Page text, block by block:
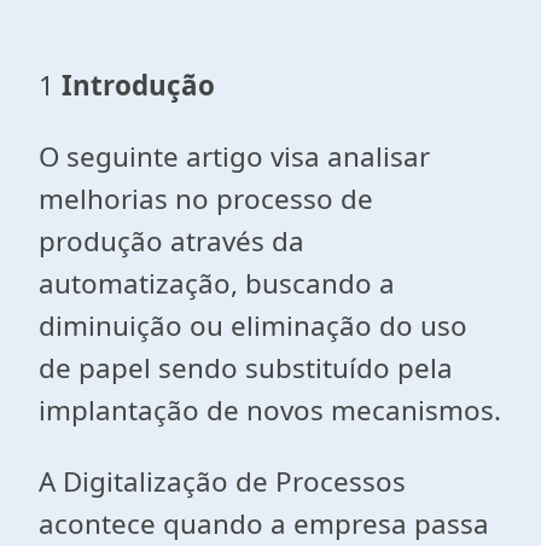
1 Introdução
O seguinte artigo visa analisar
melhorias no processo de
produção através da
automatização, buscando a
diminuição ou eliminação do uso
de papel sendo substituído pela
implantação de novos mecanismos.
A Digitalização de Processos
acontece quando a empresa passa